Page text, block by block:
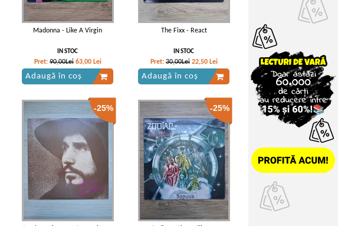
Madonna - Like A Virgin
IN STOC
Pret: 90,00Lei 63,00 Lei
Adaugă în coș
The Fixx - React
IN STOC
Pret:30,00Lei 22,50 Lei
Adaugă în coș
-25% -25%